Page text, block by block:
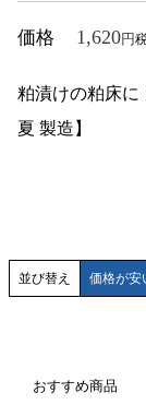
価格 1,620
粕漬けの粕床に
夏 製造】
並び替え 価格が安
おすすめ商品